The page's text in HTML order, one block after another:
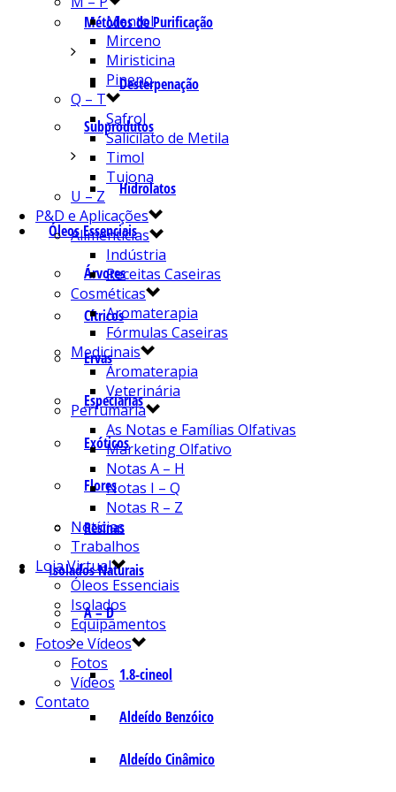
Métodos de Purificação
Desterpenação
Subprodutos
Hidrolatos
Óleos Essenciais
Árvores
Cítricos
Ervas
Especiarias
Exóticos
Flores
Resinas
Isolados Naturais
A – D
1.8-cineol
Aldeído Benzóico
Aldeído Cinâmico
Mentol
Mirceno
Miristicina
Pineno
Q – T
Safrol
Salicilato de Metila
Timol
Tujona
U – Z
P&D e Aplicações
Alimentícias
Indústria
Receitas Caseiras
Cosméticas
Aromaterapia
Fórmulas Caseiras
Medicinais
Aromaterapia
Veterinária
Perfumaria
As Notas e Famílias Olfativas
Marketing Olfativo
Notas A – H
Notas I – Q
Notas R – Z
Notícias
Trabalhos
Loja Virtual
Óleos Essenciais
Isolados
Equipamentos
Fotos e Vídeos
Fotos
Vídeos
Contato